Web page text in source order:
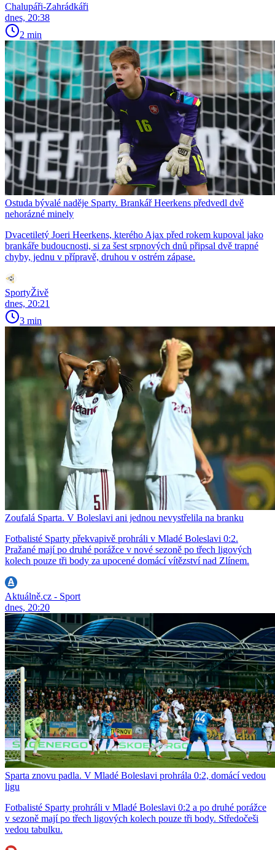
Chalupáři-Zahrádkáři
dnes, 20:38
2 min
Ostuda bývalé naděje Sparty. Brankář Heerkens předvedl dvě
nehorázné minely
Dvacetiletý Joeri Heerkens, kterého Ajax před rokem kupoval jako
brankáře budoucnosti, si za šest srpnových dnů připsal dvě trapné
chyby, jednu v přípravě, druhou v ostrém zápase.
SportyŽivě
dnes, 20:21
3 min
Zoufalá Sparta. V Boleslavi ani jednou nevystřelila na branku
Fotbalisté Sparty překvapivě prohráli v Mladé Boleslavi 0:2.
Pražané mají po druhé porážce v nové sezoně po třech ligových
kolech pouze tři body za upocené domácí vítězství nad Zlínem.
Aktuálně.cz - Sport
dnes, 20:20
Sparta znovu padla. V Mladé Boleslavi prohrála 0:2, domácí vedou
ligu
Fotbalisté Sparty prohráli v Mladé Boleslavi 0:2 a po druhé porážce
v sezoně mají po třech ligových kolech pouze tři body. Středočeši
vedou tabulku.